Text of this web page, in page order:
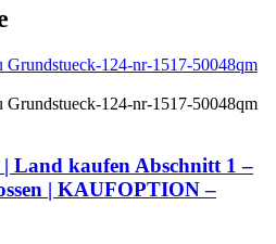
Land kaufen Abschnitt 1 –
| KAUFOPTION –